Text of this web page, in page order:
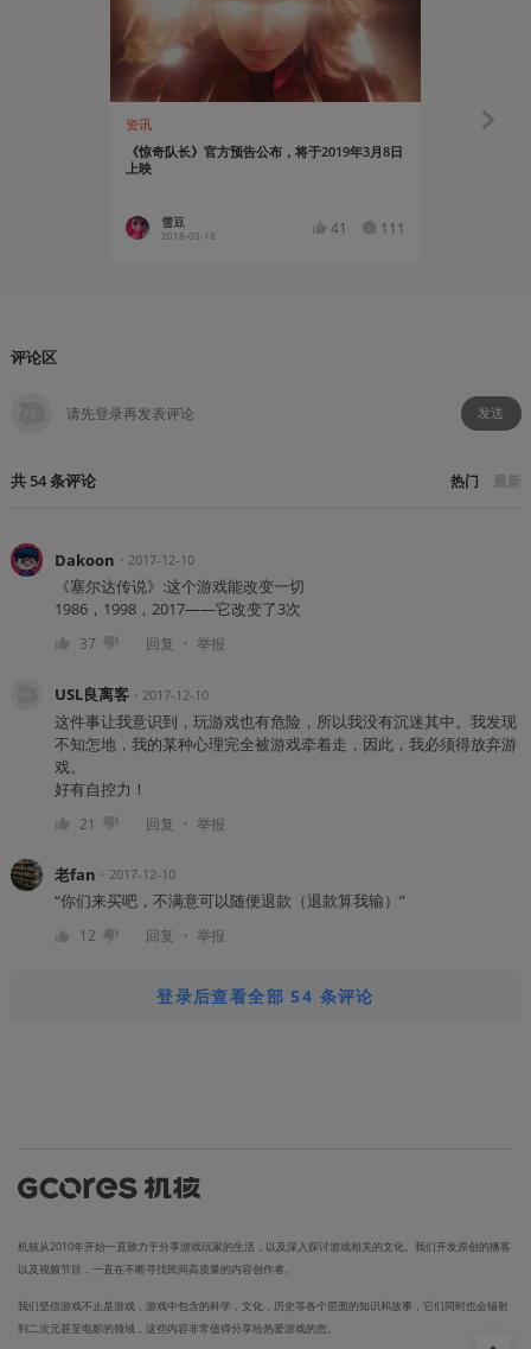
资讯
《惊奇队长》官方预告公布，将于2019年3月8日
上映
雪豆
2018-09-18 41 111
评论区
发送
共 54条评论 热门 最新
Dakoon ・ 2017-12-10
《塞尔达传说》:这个游戏能改变一切
1986，1998，2017——它改变了3次
37 回复 ・ 举报
USL良离客・ 2017-12-10
这件事让我意识到，玩游戏也有危险，所以我没有沉迷其中。我发现
不知怎地，我的某种心理完全被游戏牵着走，因此，我必须得放弃游
戏。
好有自控力！
21 回复 ・ 举报
老fan ・ 2017-12-10
“你们来买吧，不满意可以随便退款（退款算我输）”
12 回复 ・ 举报
登录后查看全部 54 条评论
机核从2010年开始一直致力于分享游戏玩家的生活，以及深入探讨游戏相关的文化。我们开发原创的播客
以及视频节目，一直在不断寻找民间高质量的内容创作者。
我们坚信游戏不止是游戏，游戏中包含的科学，文化，历史等各个层面的知识和故事，它们同时也会辐射
到二次元甚至电影的领域，这些内容非常值得分享给热爱游戏的您。